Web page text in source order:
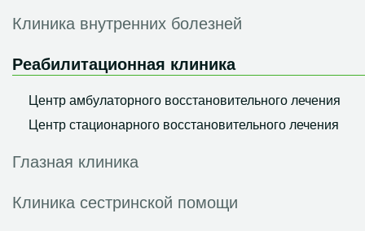
Клиника внутренних болезней
Реабилитационная клиника
Центр амбулаторного восстановительного лечения
Центр стационарного восстановительного лечения
Глазная клиника
Клиника сестринской помощи
Прием реабилитолога
Определение состава тела анализатором
Физиотерапия для пациентов с вертиго
Аппаратная физиотерапия